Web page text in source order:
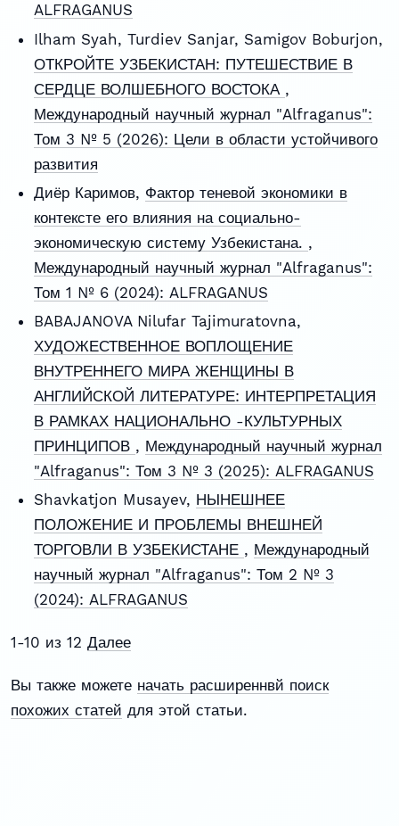
ALFRAGANUS
Ilham Syah, Turdiev Sanjar, Samigov Boburjon,
ОТКРОЙТЕ УЗБЕКИСТАН: ПУТЕШЕСТВИЕ В
СЕРДЦЕ ВОЛШЕБНОГО ВОСТОКА ,
Международный научный журнал "Alfraganus":
Том 3 № 5 (2026): Цели в области устойчивого
развития
Диёр Каримов, Фактор теневой экономики в
контексте его влияния на социально-
экономическую систему Узбекистана. ,
Международный научный журнал "Alfraganus":
Том 1 № 6 (2024): ALFRAGANUS
BABAJANOVA Nilufar Tajimuratovna,
ХУДОЖЕСТВЕННОЕ ВОПЛОЩЕНИЕ
ВНУТРЕННЕГО МИРА ЖЕНЩИНЫ В
АНГЛИЙСКОЙ ЛИТЕРАТУРЕ: ИНТЕРПРЕТАЦИЯ
В РАМКАХ НАЦИОНАЛЬНО -КУЛЬТУРНЫХ
ПРИНЦИПОВ , Международный научный журнал
"Alfraganus": Том 3 № 3 (2025): ALFRAGANUS
Shavkatjon Musayev, НЫНЕШНЕЕ
ПОЛОЖЕНИЕ И ПРОБЛЕМЫ ВНЕШНЕЙ
ТОРГОВЛИ В УЗБЕКИСТАНЕ , Международный
научный журнал "Alfraganus": Том 2 № 3
(2024): ALFRAGANUS
1-10 из 12 Далее
Вы также можете начать расширеннвй поиск
похожих статей для этой статьи.